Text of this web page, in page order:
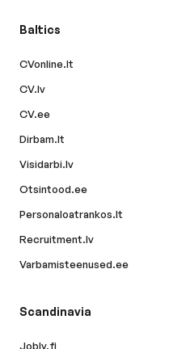
Baltics
CVonline.lt
CV.lv
CV.ee
Dirbam.lt
Visidarbi.lv
Otsintood.ee
Personaloatrankos.lt
Recruitment.lv
Varbamisteenused.ee
Scandinavia
Jobly.fi